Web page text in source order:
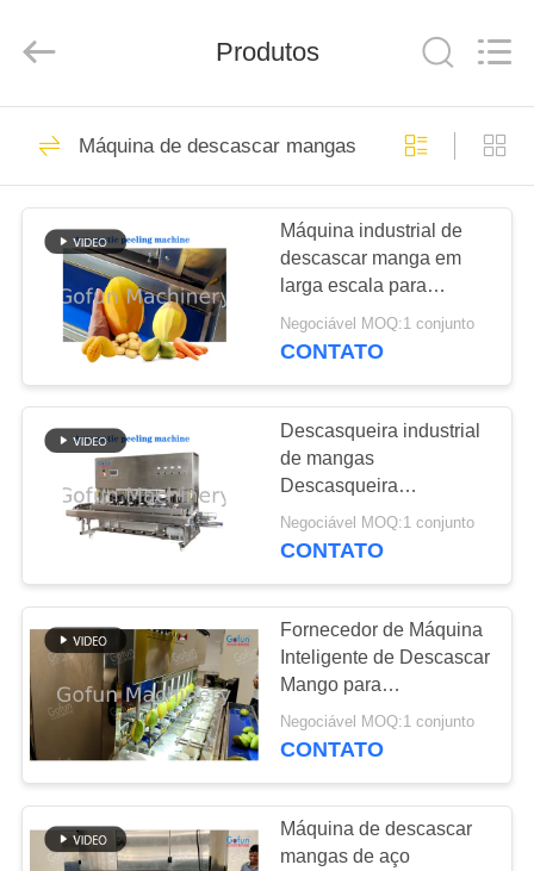
CASA
PRODUTOS
VÍDEOS
SHOW
DE
RV
SOBRE
EXCURSÃO
DA
FÁBRICA
CONTROLE
DA
QUALIDADE
Co.,
Reserved.
linha de
processamento
vegetal
Linha de
processamento do
tomate
320
Linha de
processamento da
manga
241
Produtos
Máquina de descascar mangas
Máquina industrial de
descascar manga em
larga escala para
plantas de
processamento de frutas
Negociável MOQ:1 conjunto
CONTATO
Descasqueira industrial
de mangas
Descasqueira
automática de cenouras
de maçã
Negociável MOQ:1 conjunto
CONTATO
Fornecedor de Máquina
Inteligente de Descascar
Mango para
Processamento de
Descascar Papaias e
Negociável MOQ:1 conjunto
CONTATO
Máquina de descascar
mangas de aço